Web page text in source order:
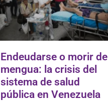
Endeudarse o morir de
mengua: la crisis del
sistema de salud
pública en Venezuela